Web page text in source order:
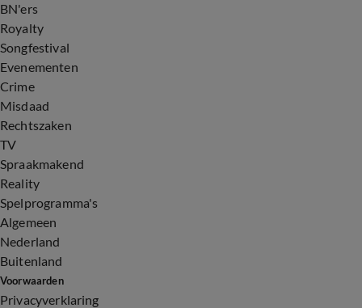
BN'ers
Royalty
Songfestival
Evenementen
Crime
Misdaad
Rechtszaken
TV
Spraakmakend
Reality
Spelprogramma's
Algemeen
Nederland
Buitenland
Voorwaarden
Privacyverklaring